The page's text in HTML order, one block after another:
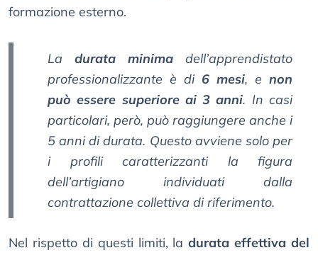
formazione esterno.
La durata minima dell’apprendistato
professionalizzante è di 6 mesi, e non
può essere superiore ai 3 anni. In casi
particolari, però, può raggiungere anche i
5 anni di durata. Questo avviene solo per
i profili caratterizzanti la figura
dell’artigiano individuati dalla
contrattazione collettiva di riferimento.
Nel rispetto di questi limiti, ladurata effettiva del